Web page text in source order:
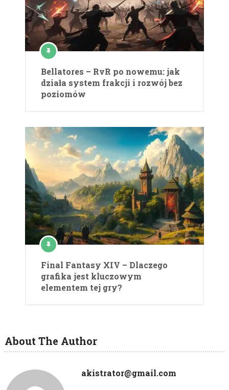
Bellatores – RvR po nowemu: jak
działa system frakcji i rozwój bez
poziomów
Final Fantasy XIV – Dlaczego
grafika jest kluczowym
elementem tej gry?
About The Author
akistrator@gmail.com